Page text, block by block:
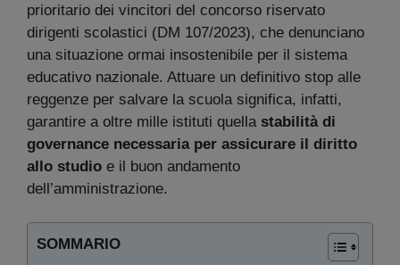
prioritario dei vincitori del concorso riservato
dirigenti scolastici (DM 107/2023), che denunciano
una situazione ormai insostenibile per il sistema
educativo nazionale. Attuare un definitivo stop alle
reggenze per salvare la scuola significa, infatti,
garantire a oltre mille istituti quella stabilità di
governance necessaria per assicurare il diritto
allo studio e il buon andamento
dell’amministrazione.
SOMMARIO